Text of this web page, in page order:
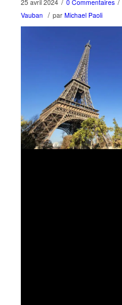
25 avril 2024 0 Commentaires
Vauban / par Michael Paoli